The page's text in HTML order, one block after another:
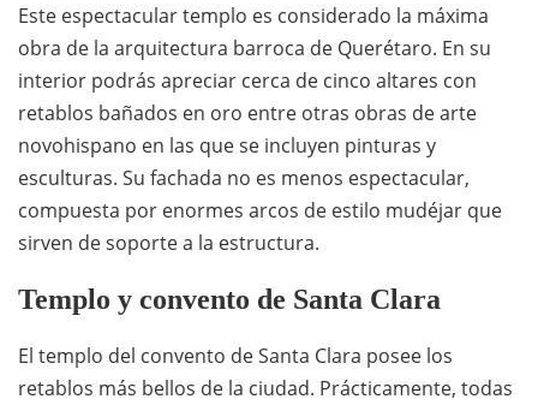
Este espectacular templo es considerado la máxima
obra de la arquitectura barroca de Querétaro. En su
interior podrás apreciar cerca de cinco altares con
retablos bañados en oro entre otras obras de arte
novohispano en las que se incluyen pinturas y
esculturas. Su fachada no es menos espectacular,
compuesta por enormes arcos de estilo mudéjar que
sirven de soporte a la estructura.
Templo y convento de Santa Clara
El templo del convento de Santa Clara posee los
retablos más bellos de la ciudad. Prácticamente, todas